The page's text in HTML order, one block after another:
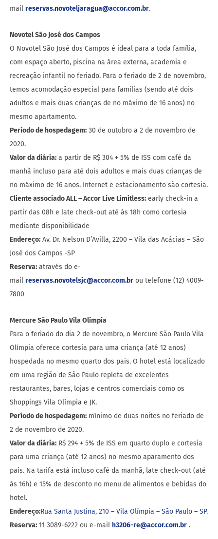
mail reservas.novoteljaragua@accor.com.br.
Novotel São José dos Campos
O Novotel São José dos Campos é ideal para a toda família,
com espaço aberto, piscina na área externa, academia e
recreação infantil no feriado. Para o feriado de 2 de novembro,
temos acomodação especial para famílias (sendo até dois
adultos e mais duas crianças de no máximo de 16 anos) no
mesmo apartamento.
Período de hospedagem: 30 de outubro a 2 de novembro de
2020.
Valor da diária: a partir de R$ 304 + 5% de ISS com café da
manhã incluso para até dois adultos e mais duas crianças de
no máximo de 16 anos. Internet e estacionamento são cortesia.
Cliente associado ALL – Accor Live Limitless: early check-in a
partir das 08h e late check-out até às 18h como cortesia
mediante disponibilidade
Endereço: Av. Dr. Nelson D’Avilla, 2200 – Vila das Acácias – São
José dos Campos -SP
Reserva: através do e-
mail reservas.novotelsjc@accor.com.br ou telefone (12) 4009-
7800
Mercure São Paulo Vila Olímpia
Para o feriado do dia 2 de novembro, o Mercure São Paulo Vila
Olímpia oferece cortesia para uma criança (até 12 anos)
hospedada no mesmo quarto dos pais. O hotel está localizado
em uma região de São Paulo repleta de excelentes
restaurantes, bares, lojas e centros comerciais como os
Shoppings Vila Olímpia e JK.
Período de hospedagem: mínimo de duas noites no feriado de
2 de novembro de 2020.
Valor da diária: R$ 294 + 5% de ISS em quarto duplo e cortesia
para uma criança (até 12 anos) no mesmo aparamento dos
pais. Na tarifa está incluso café da manhã, late check-out (até
às 16h) e 15% de desconto no menu de alimentos e bebidas do
hotel.
Endereço:Rua Santa Justina, 210 – Vila Olímpia – São Paulo – SP.
Reserva: 11 3089-6222 ou e-mail h3206-re@accor.com.br .